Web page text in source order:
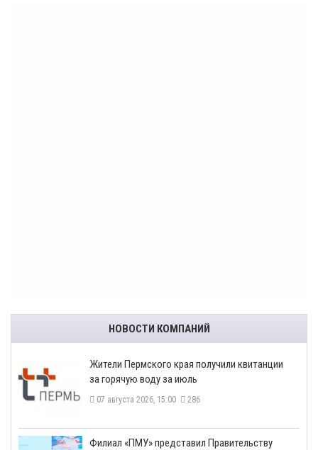
НОВОСТИ КОМПАНИЙ
​Жители Пермского края получили квитанции
за горячую воду за июль
07 августа 2026, 15:00 286
​Филиал «ПМУ» представил Правительству